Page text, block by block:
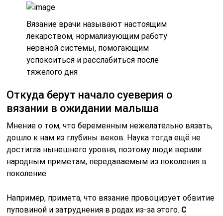
Вязание врачи называют настоящим
лекарством, нормализующим работу
нервной системы, помогающим
успокоиться и расслабиться после
тяжелого дня
Откуда берут начало суеверия о
вязании в ожидании малыша
Мнение о том, что беременным нежелательно вязать,
дошло к нам из глубины веков. Наука тогда ещё не
достигла нынешнего уровня, поэтому люди верили
народным приметам, передаваемым из поколения в
поколение.
Например, примета, что вязание провоцирует обвитие
пуповиной и затруднения в родах из-за этого. С